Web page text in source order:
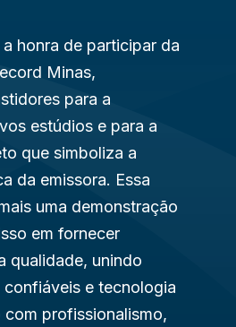
honra de participar da
Minas,
para a
estúdios e para a
que simboliza a
da emissora. Essa
uma demonstração
em fornecer
qualidade, unindo
e tecnologia
profissionalismo,